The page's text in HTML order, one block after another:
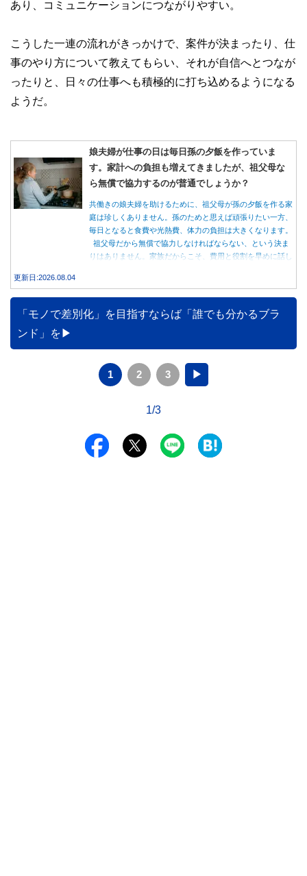
あり、コミュニケーションにつながりやすい。
こうした一連の流れがきっかけで、案件が決まったり、仕
事のやり方について教えてもらい、それが自信へとつなが
ったりと、日々の仕事へも積極的に打ち込めるようになる
ようだ。
娘夫婦が仕事の日は毎日孫の夕飯を作っていま
す。家計への負担も増えてきましたが、祖父母な
ら無償で協力するのが普通でしょうか？
共働きの娘夫婦を助けるために、祖父母が孫の夕飯を作る家
庭は珍しくありません。孫のためと思えば頑張りたい一方、
毎日となると食費や光熱費、体力の負担は大きくなります。
祖父母だから無償で協力しなければならない、という決ま
りはありません。家族だからこそ、費用と役割を早めに話し
更新日:2026.08.04
「モノで差別化」を目指すならば「誰でも分かるブラ
ンド」を
1 2 3 ▶
1/3